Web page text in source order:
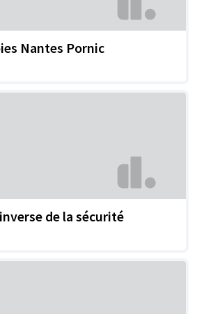
Nantes Pornic
de la sécurité